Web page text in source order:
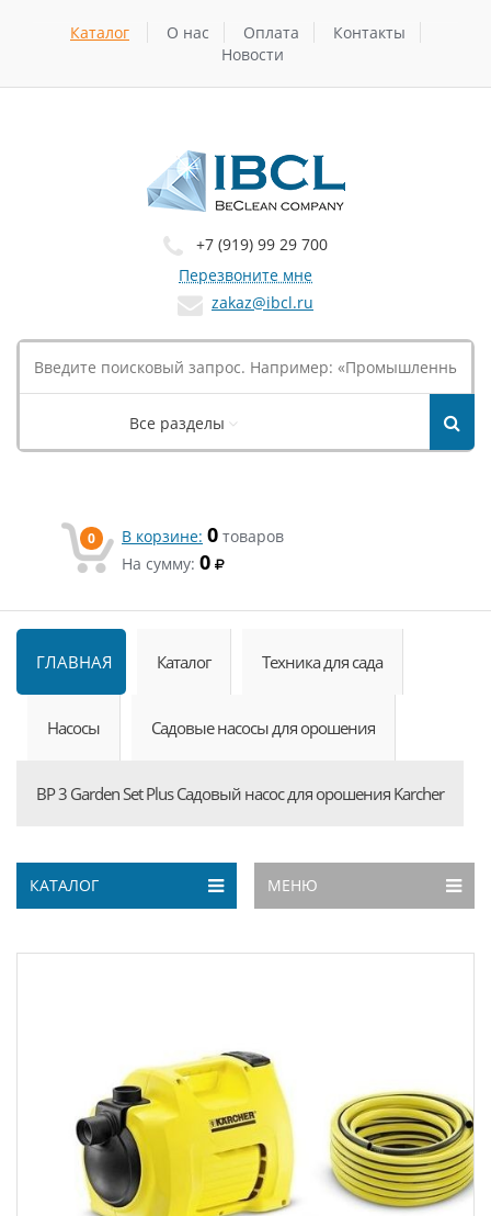
Каталог О нас Оплата
Контакты
Новости
+7 (919) 99 29 700
Перезвоните мне
zakaz@ibcl.ru
Все разделы
0 В корзине: 0 товаров
На сумму: 0
ГЛАВНАЯ Каталог Техника для сада
Насосы Садовые насосы для орошения
BP 3 Garden Set Plus Садовый насос для орошения Karcher
КАТАЛОГ МЕНЮ